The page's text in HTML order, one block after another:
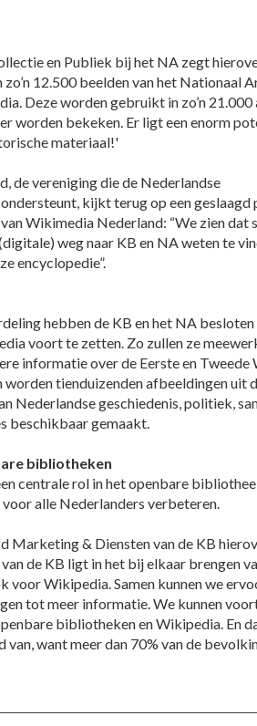
en Publiek bij het NA zegt
12.500 beelden van het Nationaal
Deze worden gebruikt in zo’n
worden bekeken. Er ligt een enorm
materiaal!'
de vereniging die de Nederlandse
kijkt terug op een geslaagd
Wikimedia Nederland: “We zien dat
weg naar KB en NA weten te
encyclopedie”.
hebben de KB en het NA besloten
voort te zetten. Zo zullen ze
informatie over de Eerste en
tienduizenden afbeeldingen uit
Nederlandse geschiedenis, politiek,
beschikbaar gemaakt.
bibliotheken
centrale rol in het openbare
alle Nederlanders verbeteren.
Marketing & Diensten van de KB
de KB ligt in het bij elkaar brengen
voor Wikipedia. Samen kunnen we
tot meer informatie. We kunnen
bibliotheken en Wikipedia. En
van, want meer dan 70% van de